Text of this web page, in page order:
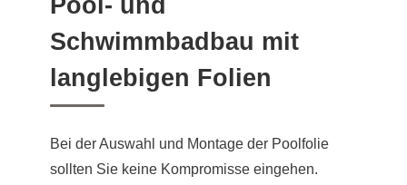
Schwimmbadbau mit
langlebigen Folien
Bei der Auswahl und Montage der Poolfolie
sollten Sie keine Kompromisse eingehen.